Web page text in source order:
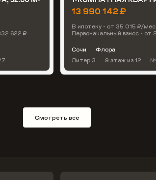
622 ₽
13 990 142 ₽
В ипотеку - от 35 015 ₽/мес.
Первоначальный взнос - от
Сочи
Флора
Литер 3
9 этаж из 12
Смотреть все